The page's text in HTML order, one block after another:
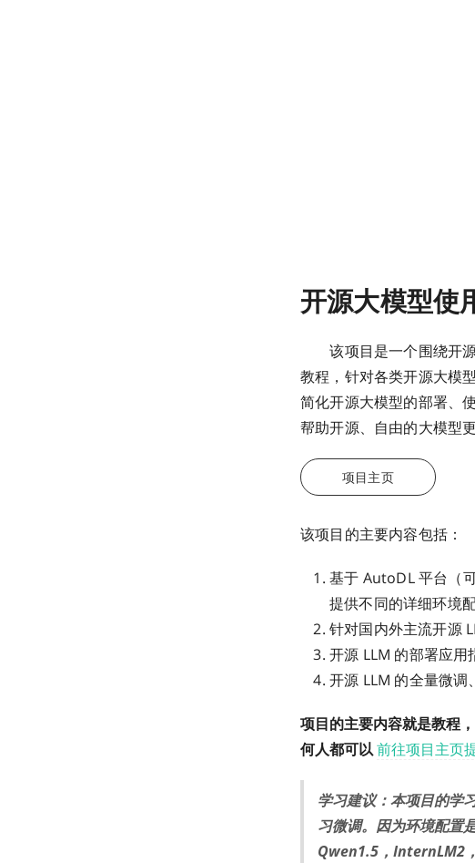
开源大模型使
该项目是一个围绕开源
教程，针对各类开源大模
简化开源大模型的部署、
帮助开源、自由的大模型
项目主页
该项目的主要内容包括：
基于 AutoDL 平台（
提供不同的详细环境
针对国内外主流开源
开源 LLM 的部署应
开源 LLM 的全量微调
项目的主要内容就是教程
何人都可以前往项目主页
学习建议：本项目的学
习微调。因为环境配置
Qwen1.5，InternLM2